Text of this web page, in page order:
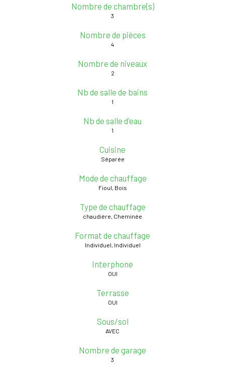
Nombre de chambre(s)
3
Nombre de pièces
4
Nombre de niveaux
2
Nb de salle de bains
1
Nb de salle d'eau
1
Cuisine
Séparée
Mode de chauffage
Fioul, Bois
Type de chauffage
chaudière, Cheminée
Format de chauffage
Individuel, Individuel
Interphone
OUI
Terrasse
OUI
Sous/sol
AVEC
Nombre de garage
3